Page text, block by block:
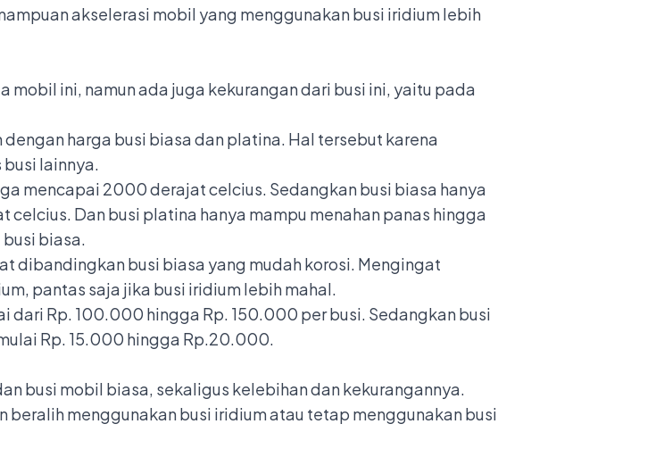
akselerasi mobil yang menggunakan busi iridium lebih
ini, namun ada juga kekurangan dari busi ini, yaitu pada
harga busi biasa dan platina. Hal tersebut karena
lainnya.
mencapai 2000 derajat celcius. Sedangkan busi biasa hanya
Dan busi platina hanya mampu menahan panas hingga
biasa.
dibandingkan busi biasa yang mudah korosi. Mengingat
pantas saja jika busi iridium lebih mahal.
dari Rp. 100.000 hingga Rp. 150.000 per busi. Sedangkan busi
Rp. 15.000 hingga Rp.20.000.
busi mobil biasa, sekaligus kelebihan dan kekurangannya.
menggunakan busi iridium atau tetap menggunakan busi